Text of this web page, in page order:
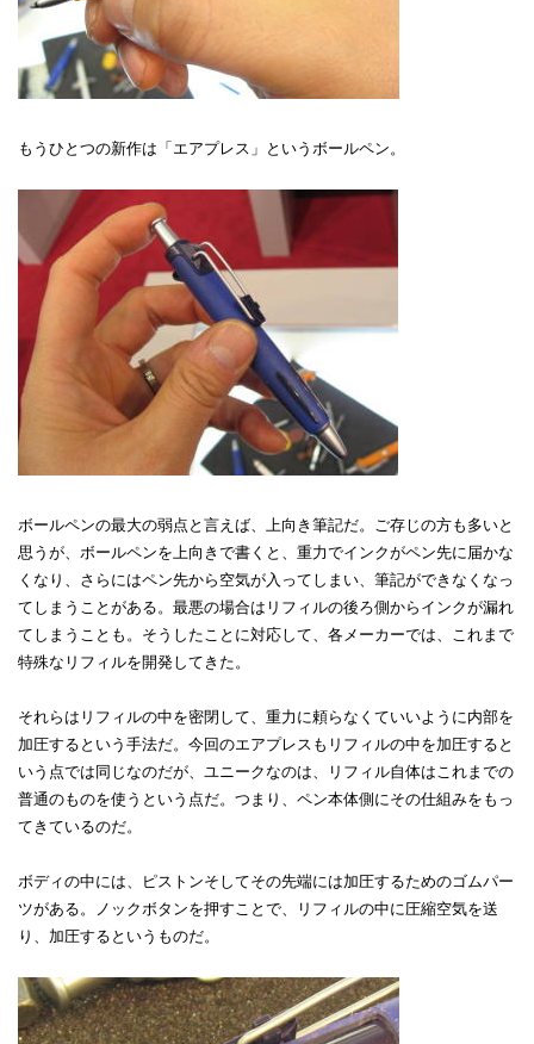
もうひとつの新作は「エアプレス」というボールペン。
ボールペンの最大の弱点と言えば、上向き筆記だ。ご存じの方も多いと
思うが、ボールペンを上向きで書くと、重力でインクがペン先に届かな
くなり、さらにはペン先から空気が入ってしまい、筆記ができなくなっ
てしまうことがある。最悪の場合はリフィルの後ろ側からインクが漏れ
てしまうことも。そうしたことに対応して、各メーカーでは、これまで
特殊なリフィルを開発してきた。
それらはリフィルの中を密閉して、重力に頼らなくていいように内部を
加圧するという手法だ。今回のエアプレスもリフィルの中を加圧すると
いう点では同じなのだが、ユニークなのは、リフィル自体はこれまでの
普通のものを使うという点だ。つまり、ペン本体側にその仕組みをもっ
てきているのだ。
ボディの中には、ピストンそしてその先端には加圧するためのゴムパー
ツがある。ノックボタンを押すことで、リフィルの中に圧縮空気を送
り、加圧するというものだ。